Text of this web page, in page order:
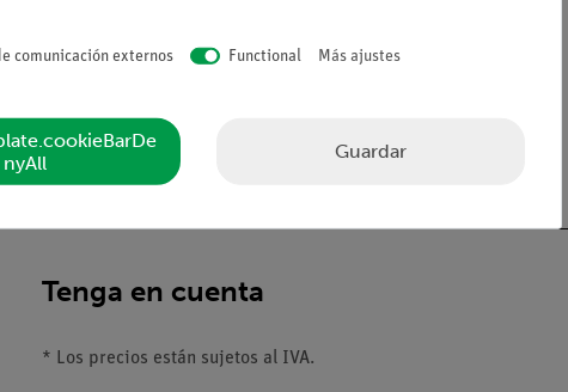
Tenga en cuenta
* Los precios están sujetos al IVA.
comunicación externos Functional Más ajustes
nyAll
Guardar